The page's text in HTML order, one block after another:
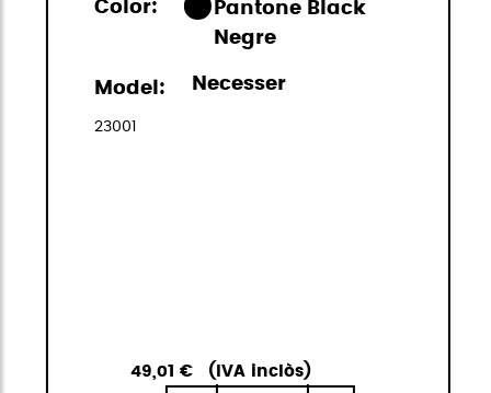
Color:
Pantone Black
Negre
Model: Necesser
23001
49,01 € (IVA inclòs)